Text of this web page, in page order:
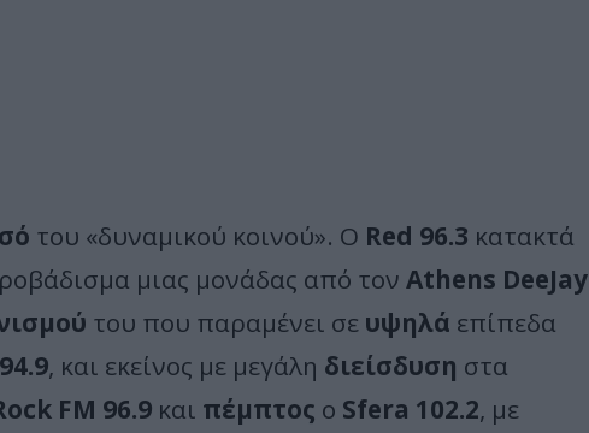
του «δυναμικού κοινού». Ο Red 96.3 κατακτά
μιας μονάδας από τον Athens DeeJay
του που παραμένει σε υψηλά επίπεδα
, και εκείνος με μεγάλη διείσδυση στα
FM 96.9 και πέμπτος ο Sfera 102.2, με